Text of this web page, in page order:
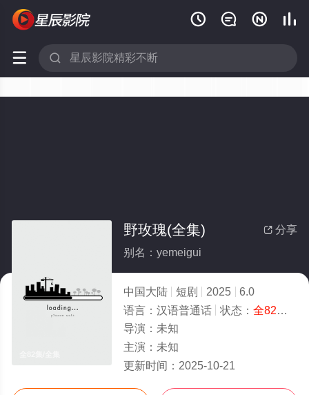
   
 
 分享
野玫瑰(全集)
别名：yemeigui
中国大陆 短剧 2025
6.0
语言： 汉语普通话 状态： 全82集
导演： 未知
主演： 未知
更新时间： 2025-10-21